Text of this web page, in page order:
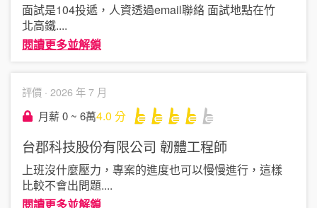
面試是104投遞，人資透過email聯絡 面試地點在竹
北高鐵....
閱讀更多並解鎖
評價 · 2026 年 7 月
月薪 0 ~ 6萬4.0 分
台郡科技股份有限公司 韌體工程師
上班沒什麼壓力，專案的進度也可以慢慢進行，這樣
比較不會出問題....
閱讀更多並解鎖